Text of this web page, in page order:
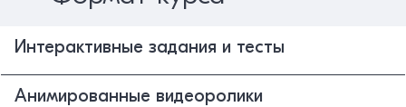
Интерактивные задания и тесты
Анимированные видеоролики